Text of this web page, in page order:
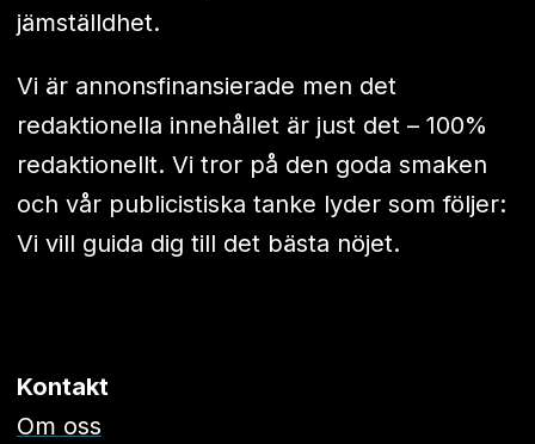
jämställdhet.
Vi är annonsfinansierade men det
redaktionella innehållet är just det – 100%
redaktionellt. Vi tror på den goda smaken
och vår publicistiska tanke lyder som följer:
Vi vill guida dig till det bästa nöjet.
Kontakt
Om oss